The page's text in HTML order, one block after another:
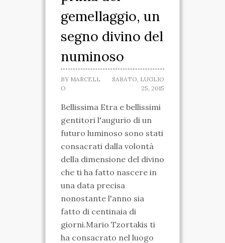
MUSEO IPOGEO
VISITE ED ESCURSIONI
RICONOSCIMENTI
TARANTO SPARTANA
gemellaggio, un
segno divino del
numinoso
BY MARCELL
O
SABATO, LUGLIO
25, 2015
Bellissima Etra e bellissimi
gentitori l'augurio di un
futuro luminoso sono stati
consacrati dalla volontà
della dimensione del divino
che ti ha fatto nascere in
una data precisa
nonostante l'anno sia
fatto di centinaia di
giorni.Mario Tzortakis ti
ha consacrato nel luogo